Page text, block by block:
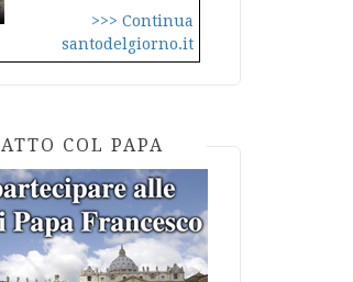
>>> Continua
santodelgiorno.it
COL PAPA